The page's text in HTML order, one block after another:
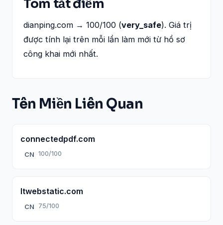
Tóm tắt điểm
dianping.com → 100/100 (very_safe). Giá trị
được tính lại trên mỗi lần làm mới từ hồ sơ
công khai mới nhất.
Tên Miền Liên Quan
connectedpdf.com
CN 100/100
ltwebstatic.com
CN 75/100